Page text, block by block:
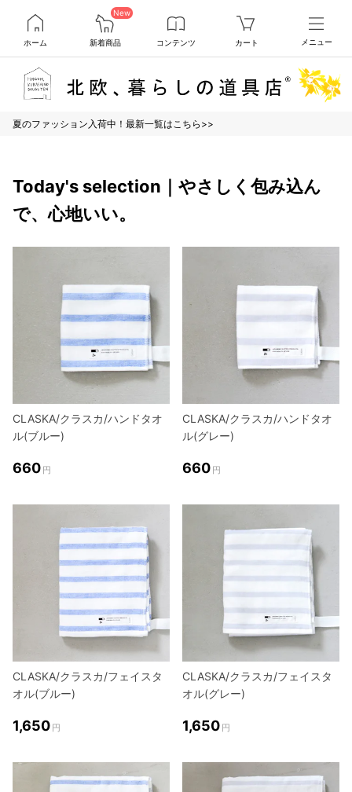
ホーム
New
新着商品 コンテンツ カート メニュー
夏のファッション入荷中！最新一覧はこちら>>
Today's selection｜やさしく包み込ん
で、心地いい。
CLASKA/クラスカ/ハンドタオ
ル(ブルー)
660 円
CLASKA/クラスカ/ハンドタオ
ル(グレー)
660 円
CLASKA/クラスカ/フェイスタ
オル(ブルー)
1,650 円
CLASKA/クラスカ/フェイスタ
オル(グレー)
1,650 円